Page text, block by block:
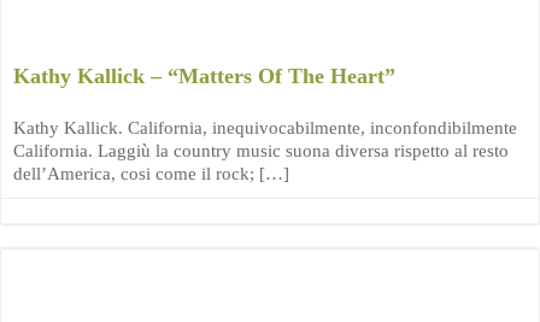
Kathy Kallick – “Matters Of The Heart”
Kathy Kallick. California, inequivocabilmente, inconfondibilmente
California. Laggiù la country music suona diversa rispetto al resto
dell’America, cosi come il rock; […]